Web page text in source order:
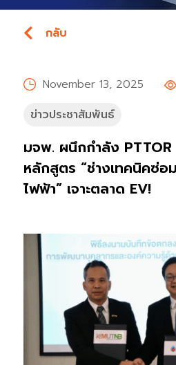
กลับ
November 13, 2025
ข่าวประชาสัมพันธ์
มจพ. ผนึกกำลัง
หลักสูตร “ช่างเทคนิคซ่อ
ไฟฟ้า” เจาะตลาด EV!